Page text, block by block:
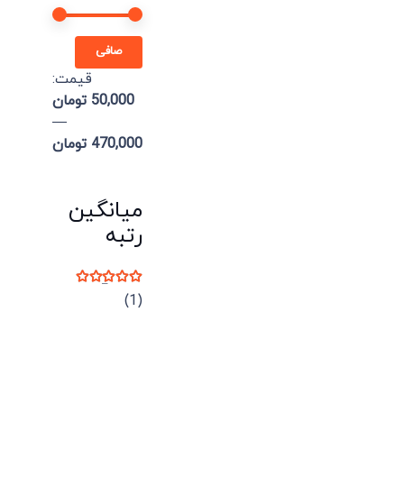
صافی
قيمت:
50,000 تومان
—
470,000 تومان
میانگین
رتبه
نمره(1)